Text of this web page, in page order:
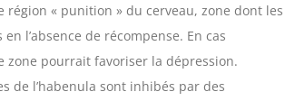
région « punition » du cerveau, zone dont les
l’absence de récompense. En cas
zone pourrait favoriser la dépression.
de l’habenula sont inhibés par des